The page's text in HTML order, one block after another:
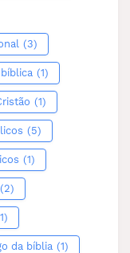
(3)
(1)
(1)
(5)
(1)
(2)
da bíblia (1)